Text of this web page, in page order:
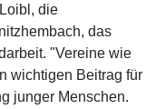
die
das
"Vereine wie
wichtigen Beitrag für
junger Menschen.